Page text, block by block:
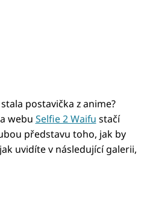
postavička z anime?
webu Selfie 2 Waifu stačí
představu toho, jak by
uvidíte v následující galerii,